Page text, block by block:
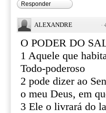
Responder
ALEXANDRE ·
O PODER DO
1 Aquele que
Todo-poderoso
2 pode dizer ao
o meu Deus, em
3 Ele o livrará do